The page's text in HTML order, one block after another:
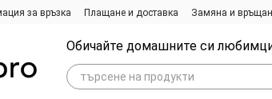
съдържание
за връзка Плащане и доставка Замяна и
Обичайте домашните си